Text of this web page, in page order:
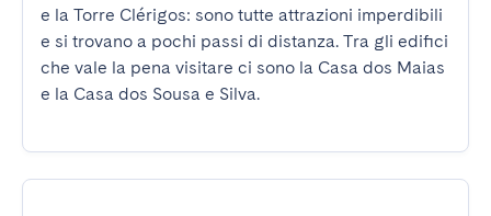
e la Torre Clérigos: sono tutte attrazioni imperdibili
e si trovano a pochi passi di distanza. Tra gli edifici
che vale la pena visitare ci sono la Casa dos Maias
e la Casa dos Sousa e Silva.